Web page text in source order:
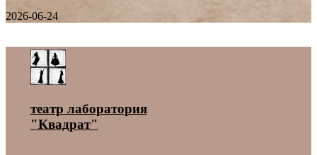
2026-06-24
театр лаборатория
"Квадрат"